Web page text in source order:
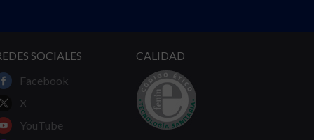
SOCIALES
Facebook
X
YouTube
CALIDAD